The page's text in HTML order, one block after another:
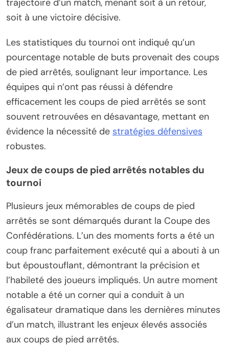
soit à une victoire décisive.
Les statistiques du tournoi ont indiqué qu’un
pourcentage notable de buts provenait des coups
de pied arrêtés, soulignant leur importance. Les
équipes qui n’ont pas réussi à défendre
efficacement les coups de pied arrêtés se sont
souvent retrouvées en désavantage, mettant en
évidence la nécessité de stratégies défensives
robustes.
Jeux de coups de pied arrêtés notables du
tournoi
Plusieurs jeux mémorables de coups de pied
arrêtés se sont démarqués durant la Coupe des
Confédérations. L’un des moments forts a été un
coup franc parfaitement exécuté qui a abouti à un
but époustouflant, démontrant la précision et
l’habileté des joueurs impliqués. Un autre moment
notable a été un corner qui a conduit à un
égalisateur dramatique dans les dernières minutes
d’un match, illustrant les enjeux élevés associés
aux coups de pied arrêtés.